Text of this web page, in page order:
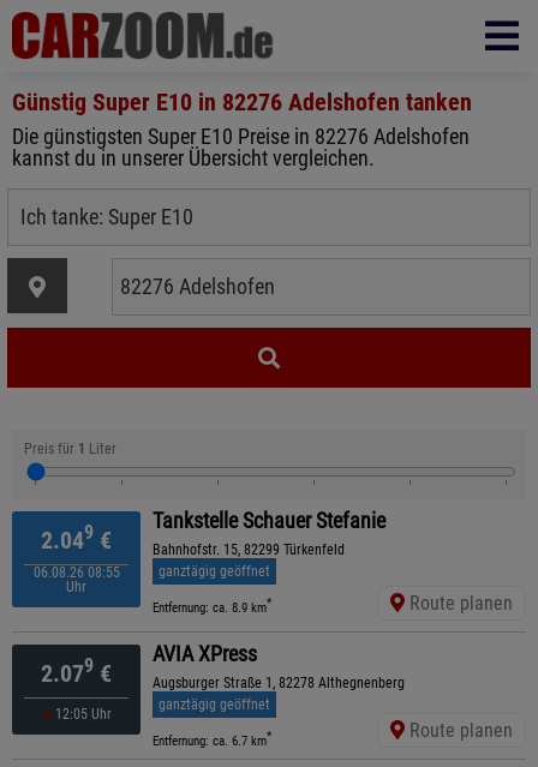
Günstig Super E10 in 82276 Adelshofen tanken
Die günstigsten Super E10 Preise in 82276 Adelshofen
kannst du in unserer Übersicht vergleichen.
Preis für 1 Liter
2.049 €
06.08.26 08:55
Uhr
Tankstelle Schauer Stefanie
Bahnhofstr. 15, 82299 Türkenfeld
ganztägig geöffnet
Entfernung: ca. 8.9 km* Route planen
2.079 €
12:05 Uhr
AVIA XPress
Augsburger Straße 1, 82278 Althegnenberg
ganztägig geöffnet
Entfernung: ca. 6.7 km* Route planen